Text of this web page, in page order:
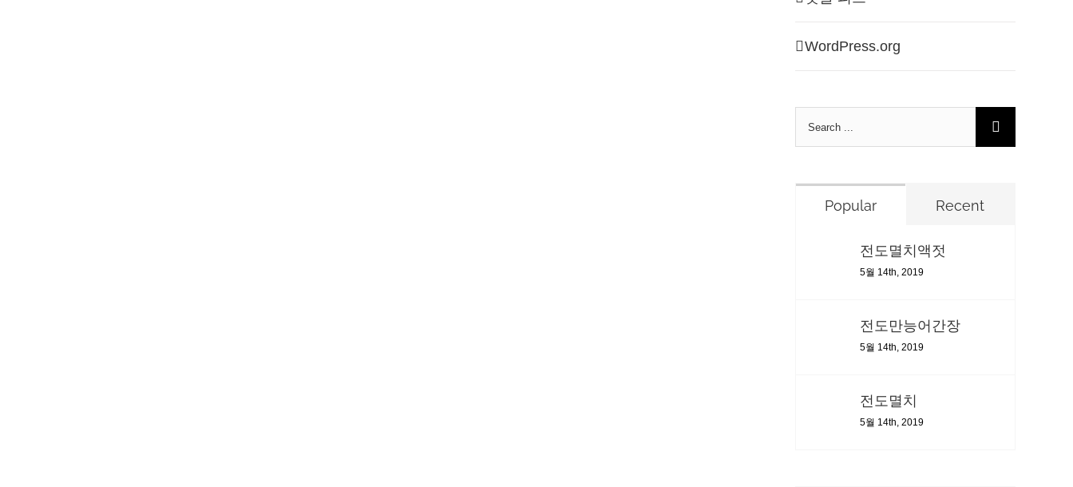
WordPress.org
Search
Popular Recent
전도멸치액젓
5월 14th, 2019
전도만능어간장
5월 14th, 2019
전도멸치
5월 14th, 2019